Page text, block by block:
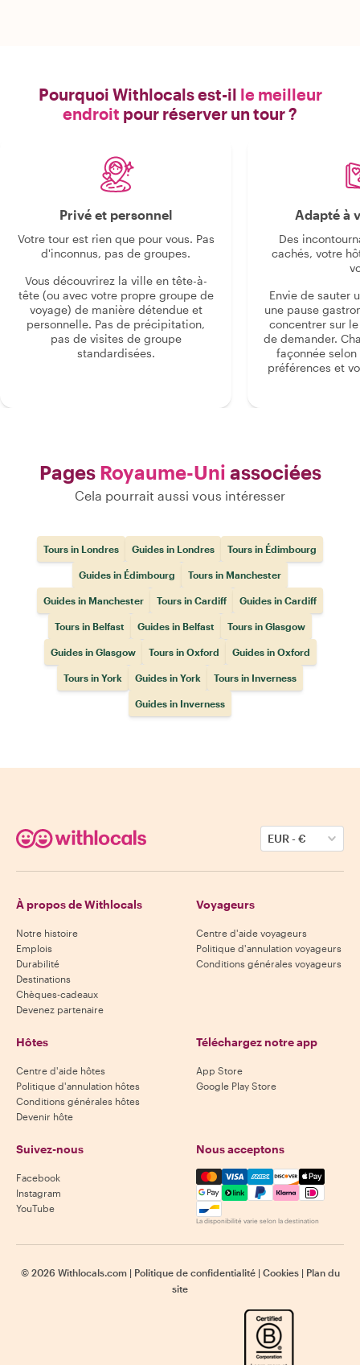
Pourquoi Withlocals est-il le meilleur
endroit pour réserver un tour ?
Privé et personnel
Votre tour est rien que pour vous. Pas
d'inconnus, pas de groupes.
Vous découvrirez la ville en tête-à-
tête (ou avec votre propre groupe de
voyage) de manière détendue et
personnelle. Pas de précipitation,
pas de visites de groupe
standardisées.
Adapté à
Des
cachés, votre
Envie de sauter
une pause
concentrer sur
de demander.
façonnée
préférences et
Pages Royaume-Uni associées
Cela pourrait aussi vous intéresser
Tours in Londres Guides in Londres Tours in Édimbourg
Guides in Édimbourg Tours in Manchester
Guides in Manchester Tours in Cardiff Guides in Cardiff
Tours in Belfast Guides in Belfast Tours in Glasgow
Guides in Glasgow Tours in Oxford Guides in Oxford
Tours in York Guides in York Tours in Inverness
Guides in Inverness
EUR-€
À propos de Withlocals
Notre histoire
Emplois
Durabilité
Destinations
Chèques-cadeaux
Devenez partenaire
Voyageurs
Centre d'aide voyageurs
Politique d'annulation voyageurs
Conditions générales voyageurs
Hôtes
Centre d'aide hôtes
Politique d'annulation hôtes
Conditions générales hôtes
Devenir hôte
Téléchargez notre app
App Store
Google Play Store
Suivez-nous
Facebook
Instagram
YouTube
Nous acceptons
Mastercard, Visa, Amex,
La disponibilité varie selon la destination
© 2026 Withlocals.com | Politique de confidentialité | Cookies | Plan du
site